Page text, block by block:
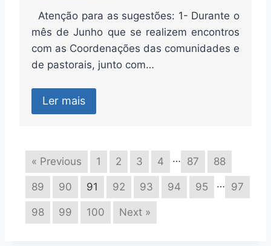
Atenção para as sugestões: 1- Durante o
mês de Junho que se realizem encontros
com as Coordenações das comunidades e
de pastorais, junto com…
Ler mais
« Previous 1 2 3 4 … 87 88
89 90 91 92 93 94 95 … 97
98 99 100 Next »